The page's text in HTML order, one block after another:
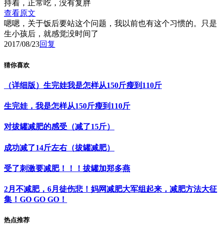
持着，正常吃，没有复胖
查看原文
嗯嗯，关于饭后要站这个问题，我以前也有这个习惯的。只是
生小孩后，就感觉没时间了
2017/08/23回复
猜你喜欢
（详细版）生完娃我是怎样从150斤瘦到110斤
生完娃，我是怎样从150斤瘦到110斤
对拔罐减肥的感受（减了15斤）
成功减了14斤左右（拔罐减肥）
受了刺激要减肥！！！拔罐加郑多燕
2月不减肥，6月徒伤悲！妈网减肥大军组起来，减肥方法大征
集！GO GO GO！
热点推荐